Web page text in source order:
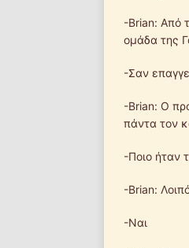
-Brian: Από
ομάδα της
-Σαν
-Brian: Ο
πάντα τον
-Ποιο ήταν
-Brian:
-Ναι